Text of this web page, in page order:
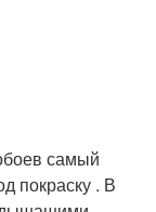
самый
покраску . В